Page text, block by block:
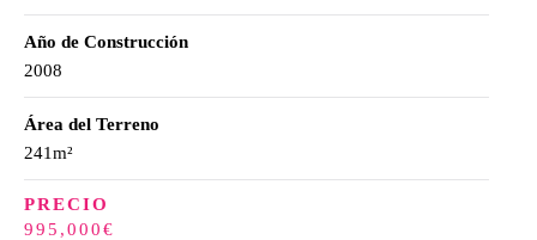
Año de Construcción
2008
Área del Terreno
241m²
PRECIO
995,000€